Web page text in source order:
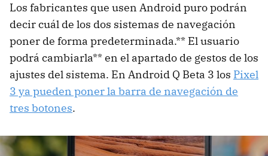
Los fabricantes que usen Android puro podrán
decir cuál de los dos sistemas de navegación
poner de forma predeterminada.** El usuario
podrá cambiarla** en el apartado de gestos de los
ajustes del sistema. En Android Q Beta 3 los Pixel
3 ya pueden poner la barra de navegación de
tres botones.